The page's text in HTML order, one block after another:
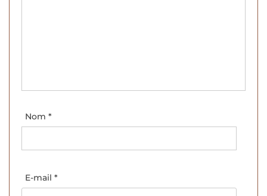
Nom *
E-mail *